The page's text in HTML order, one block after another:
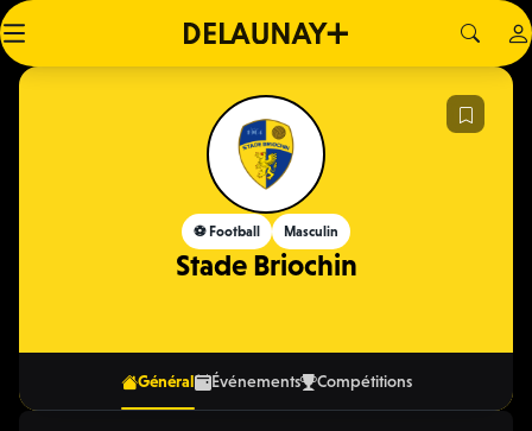
⚽️ Football Masculin
Stade Briochin
Général Événements Compétitions